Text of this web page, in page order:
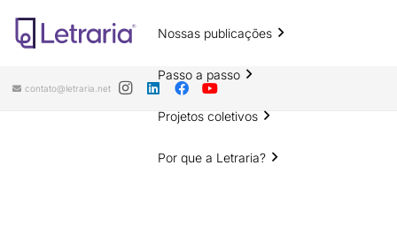
Nossas publicações
Passo a passo
Projetos coletivos
Por que a Letraria?
contato@letraria.net